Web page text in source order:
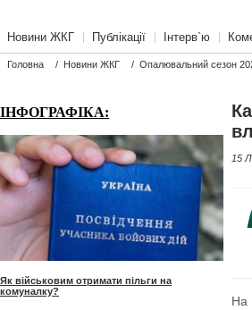
Новини ЖКГ Публікації Інтерв`ю
Головна / Новини ЖКГ / Опалювальний сезон
ІНФОГРАФІКА:
Як військовим отримати пільги на
комуналку?
15
На